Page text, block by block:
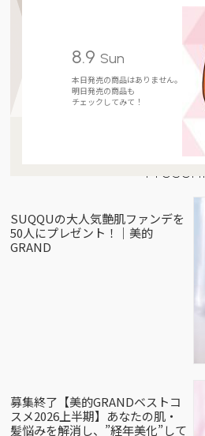
8.9 Sun
本日発売の商品はありません。
明日発売の商品も
チェックしてみて！
Present
SUQQUの大人気艶肌ファンデを
50人にプレゼント！｜美的
GRAND
募集終了【美的GRANDベストコ
スメ2026上半期】あなたの肌・
髪悩みを解消し、”経年美化”して